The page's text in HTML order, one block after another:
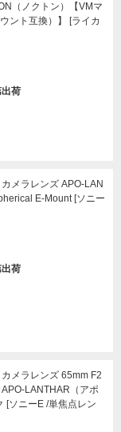
（ノクトン）【VMマ
ント互換）】 [ライカ
荷
メラレンズ APO-LAN
E-Mount [ソニー
荷
メラレンズ 65mm F2
LANTHAR（アポ
[ソニーE /単焦点レン